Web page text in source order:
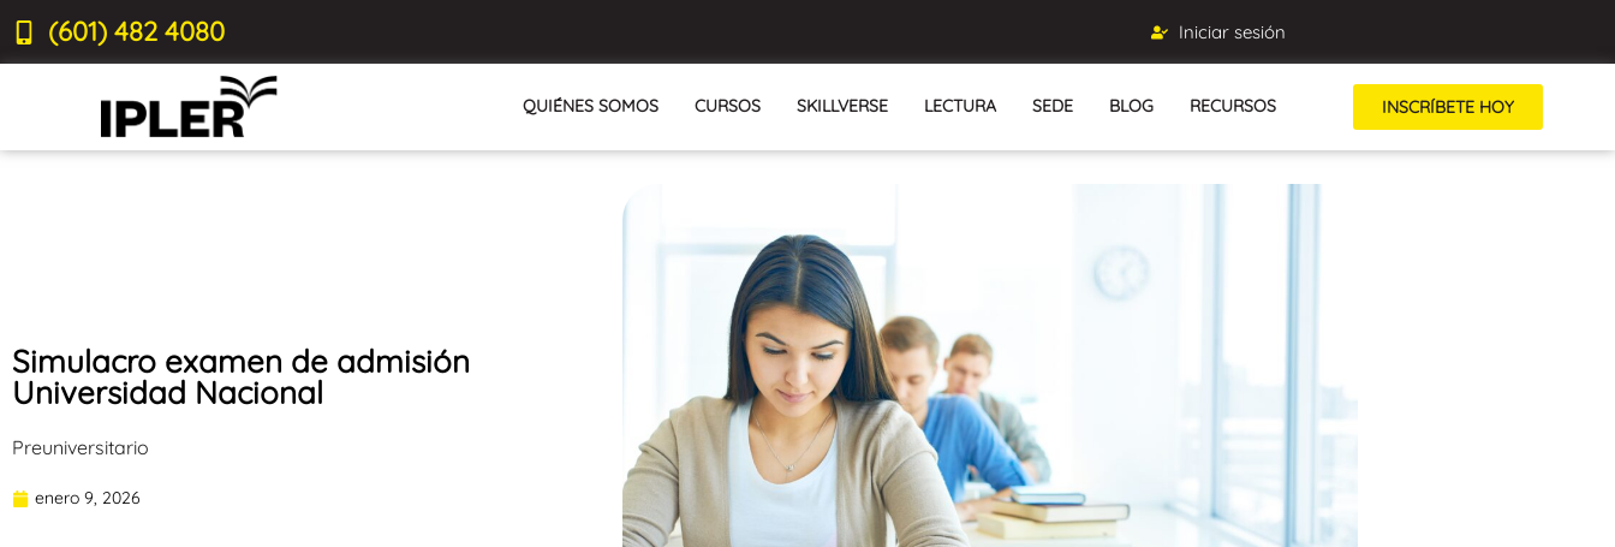
(601) 482 4080 Iniciar sesión
QUIÉNES SOMOS CURSOS SKILLVERSE LECTURA SEDE BLOG RECURSOS INSCRÍBETE HOY
Simulacro examen de admisión
Universidad Nacional
Preuniversitario
enero 9, 2026